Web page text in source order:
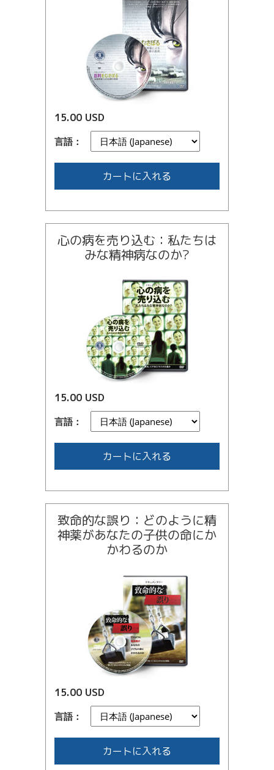
15.00 USD
言語：
カートに入れる
心の病を売り込む：私たちは
みな精神病なのか?
15.00 USD
言語：
カートに入れる
致命的な誤り：どのように精
神薬があなたの子供の命にか
かわるのか
15.00 USD
言語：
カートに入れる